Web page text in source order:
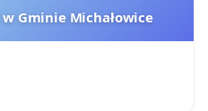
Gminie Michałowice